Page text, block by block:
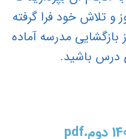
و تلاش خود فرا گرفته
بازگشایی مدرسه آماده
درس باشید.